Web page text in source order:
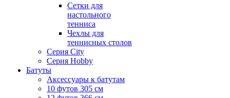
Сетки для
настольного
тенниса
Чехлы для
теннисных столов
Серия City
Серия Hobby
Батуты
Аксессуары к батутам
10 футов 305 см